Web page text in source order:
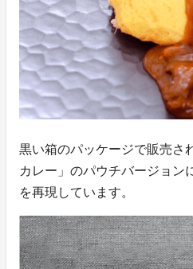
黒い箱のパッケージで販売さ
カレー」のパウチバージョン
を再現しています。